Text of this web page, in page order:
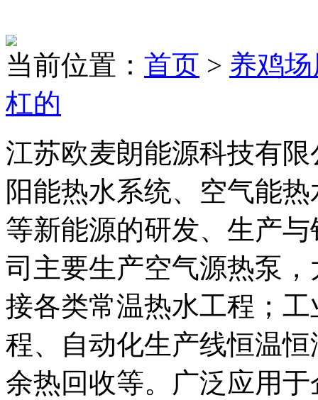
当前位置： 首页 > 养鸡
杠的
江苏欧麦朗能源科技有
阳能热水系统、空气能
等新能源的研发、生产
司主要生产空气源热泵
接各类常温热水工程；
程、自动化生产线恒温
余热回收等。广泛应用